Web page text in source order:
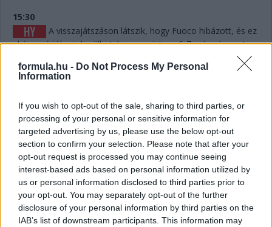
formula.hu - Do Not Process My Personal
Information
If you wish to opt-out of the sale, sharing to third parties, or
processing of your personal or sensitive information for
targeted advertising by us, please use the below opt-out
section to confirm your selection. Please note that after your
opt-out request is processed you may continue seeing
interest-based ads based on personal information utilized by
us or personal information disclosed to third parties prior to
your opt-out. You may separately opt-out of the further
disclosure of your personal information by third parties on the
IAB’s list of downstream participants. This information may
15:30
A visszajátszáson látszik, hogy Fuoco hibázott, és ez
akár pozícióba is kerülhet, hiszen mintegy 6-7 másodpercet
eldobott. Persze hány olyan Le Mans volt a történelemben,
ahol 6-7 másodperc számított egy dobogós helyen...? Kevés.
15:29
Giovinazzi 42-vel vezet Kubica előtt, és jöhet majd
egy rövid utolsó kiállásra mindjárt.
15:29
Na nézzük, mi a helyet: Kubica 10 másodperccel
vezet Estre előtt, aki újabb kilenccel a most sokat bukó Fuoco
előtt.